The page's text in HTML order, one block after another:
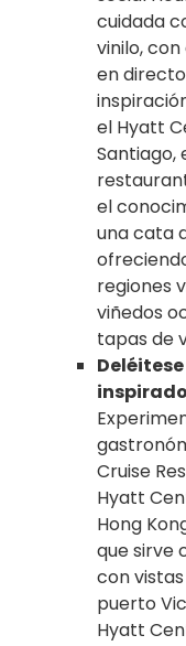
cuidada
vinilo,
en
el Hyatt
Santiago,
el
una cata
regiones
viñedos
tapas de
Cruise
Hyatt
Hong
que sirve
con
puerto
Hyatt